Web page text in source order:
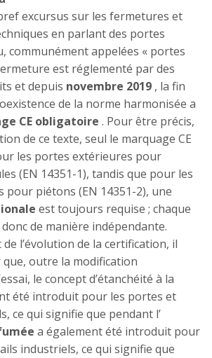
excursus sur les fermetures et
en parlant des portes
communément appelées « portes
est réglementé par des
et depuis novembre 2019 , la fin
de la norme harmonisée a
CE obligatoire . Pour être précis,
de ce texte, seul le marquage CE
les portes extérieures pour
(EN 14351-1), tandis que pour les
piétons (EN 14351-2), une
est toujours requise ; chaque
de manière indépendante.
l’évolution de la certification, il
outre la modification
le concept d’étanchéité à la
été introduit pour les portes et
ce qui signifie que pendant l’
a également été introduit pour
industriels, ce qui signifie que